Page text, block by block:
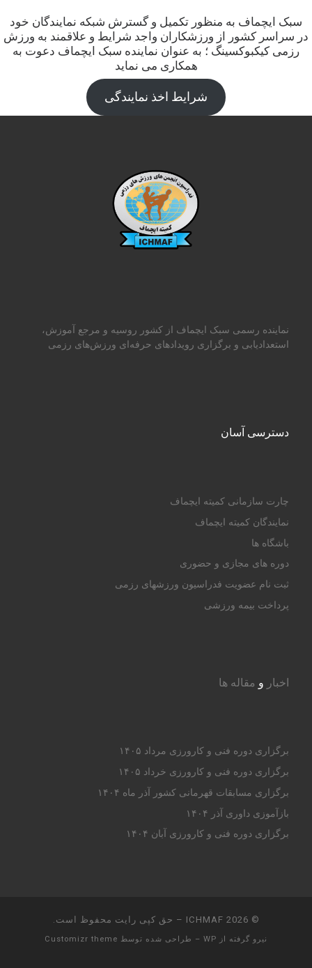
سبک ایچماف به منظور تکمیل و گسترش شبکه نمایندگان خود
در سراسر کشور از ورزشکاران واجد شرایط و علاقمند به ورزش
رزمی کیکبوکسینگ ؛ به عنوان نماینده سبک ایچماف دعوت به
همکاری می نماید
شرایط اخذ نمایندگی
نماینده رسمی سبک ایچماف از کشور روسیه و مرجع آموزش،
استعدادیابی و برگزاری رویدادهای حرفه‌ای ورزش‌های رزمی
دسترسی آسان
چارت سازمانی کمیته ایچماف
نمایندگان کمیته ایچماف
باشگاه ها
دوره های مجازی و حضوری
ثبت نام عضویت فدراسیون ورزشهای رزمی
پرداخت بیمه ورزشی
اخبار و مقاله ها
برگزاری دوره فنی و کارورزی مرداد ۱۴۰۵
برگزاری دوره فنی و کارورزی خرداد ۱۴۰۵
برگزاری مسابقات قهرمانی کشور آذر ماه ۱۴۰۴
بازآموزی داوری آذر ۱۴۰۴
برگزاری دوره فنی و کارورزی آبان ۱۴۰۴
© 2026
ICHMAF – حق کپی رایت محفوظ است.
نیرو گرفته از WP – طراحی شده توسط Customizr theme